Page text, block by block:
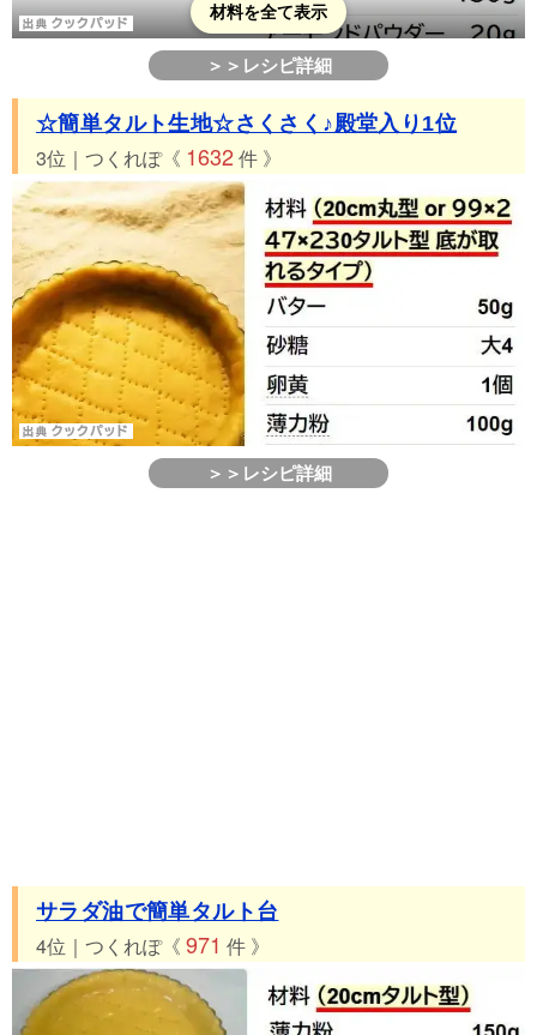
材料を全て表示
＞＞レシピ詳細
☆簡単タルト生地☆さくさく♪殿堂入り1位
3位｜つくれぽ《 1632 件 》
＞＞レシピ詳細
サラダ油で簡単タルト台
4位｜つくれぽ《 971 件 》